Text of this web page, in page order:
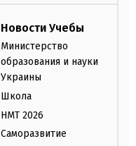
Новости Учебы
Министерство
образования и науки
Украины
Школа
НМТ 2026
Саморазвитие